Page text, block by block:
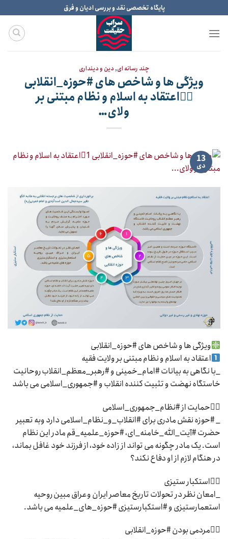
to
content
پایگاه تخصصی نقد و بررسی ادیان و فرق
چند رسانه ای,دین و دینداری
ویژگی ها و شاخص های #حوزه_انقلابی
۱⃣اعتقاد به اسلام و نظام مبتنی بر
ولای…
13
دی
ویژگی ها و شاخص های #حوزه_انقلابی
اعتقاد به اسلام و نظام مبتنی بر ولایت فقیه
_با نگاهی به بیانات #امام_خمینی و #رهبر_معظم_انقلاب روحانیت
خاستگاه نهضت و تثبیت کننده انقلاب و #جمهوری_اسلامی می باشد
۲⃣حمایت از #نظام_جمهوری_اسلامی
_ #حوزه نقش مادری برای #انقلاب_و_نظام_اسلامی دارد وبه تعبیر
حضرت #آیت_الله_خامنه_ای، #حوزه_علمیه_قم مادر این نظام
است. یک مادر چگونه می تواند از زاده خود، از فرزند خود غافل بماند،
در هنگام لازم از او دفاع نکند؟
۳⃣استکبار ستیزی
_امعان نظر در تحولات تاریخ معاصر ایران وعراق مبین روحیه
استعمارستیزی و #استکبارستیزی #حوزه_های_علمیه می باشد.
۴⃣مردمی بودن #حوزه_انقلابی